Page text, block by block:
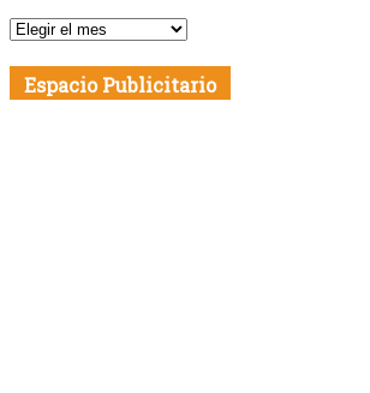
Publicaciones
Fecha
Espacio Publicitario